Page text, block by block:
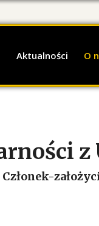
Aktualności O
Członek-